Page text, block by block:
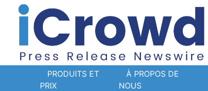
PRODUITS ET
PRIX
À PROPOS DE
NOUS